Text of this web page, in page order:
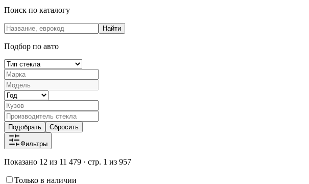
Поиск по каталогу
Найти
Подбор по авто
Подобрать Сбросить
Фильтры
Показано 12 из 11 479 · стр. 1 из 957
Только в наличии